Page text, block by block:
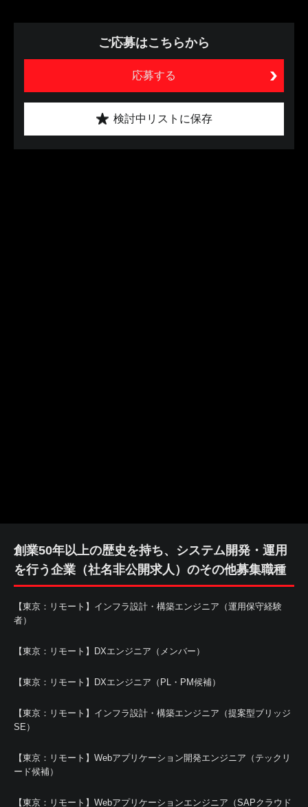
ご応募はこちらから
応募する
検討中リストに保存
創業50年以上の歴史を持ち、システム開発・運用
を行う企業（社名非公開求人）のその他募集職種
【東京：リモート】インフラ設計・構築エンジニア（運用保守経験
者）
【東京：リモート】DXエンジニア（メンバー）
【東京：リモート】DXエンジニア（PL・PM候補）
【東京：リモート】インフラ設計・構築エンジニア（提案型ブリッジ
SE）
【東京：リモート】Webアプリケーション開発エンジニア（テックリ
ード候補）
【東京：リモート】Webアプリケーションエンジニア（SAPクラウド